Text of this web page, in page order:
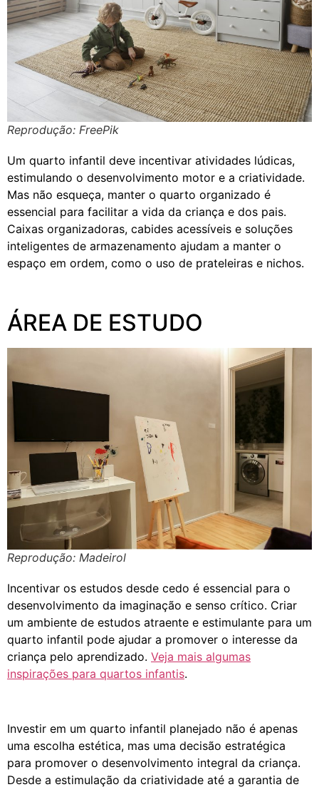
Reprodução: FreePik
Um quarto infantil deve incentivar atividades lúdicas,
estimulando o desenvolvimento motor e a criatividade.
Mas não esqueça, manter o quarto organizado é
essencial para facilitar a vida da criança e dos pais.
Caixas organizadoras, cabides acessíveis e soluções
inteligentes de armazenamento ajudam a manter o
espaço em ordem, como o uso de prateleiras e nichos.
ÁREA DE ESTUDO
Reprodução: Madeirol
Incentivar os estudos desde cedo é essencial para o
desenvolvimento da imaginação e senso crítico. Criar
um ambiente de estudos atraente e estimulante para um
quarto infantil pode ajudar a promover o interesse da
criança pelo aprendizado. Veja mais algumas
inspirações para quartos infantis.
Investir em um quarto infantil planejado não é apenas
uma escolha estética, mas uma decisão estratégica
para promover o desenvolvimento integral da criança.
Desde a estimulação da criatividade até a garantia de